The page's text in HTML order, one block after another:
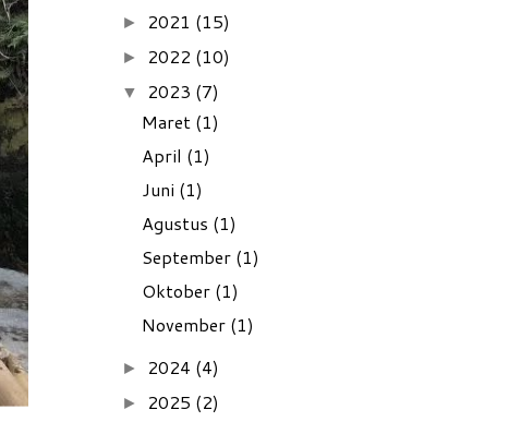
► 2021 (15)
► 2022 (10)
▼ 2023 (7)
Maret (1)
April (1)
Juni (1)
Agustus (1)
September (1)
Oktober (1)
November (1)
► 2024 (4)
► 2025 (2)